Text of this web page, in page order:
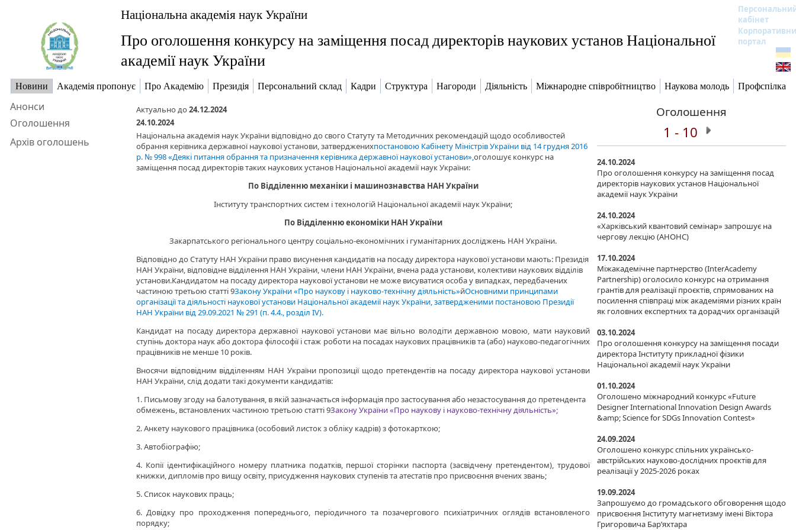
Національна академія наук України
кабінет
портал
Про оголошення конкурсу на заміщення посад директорів наукових установ Національної
академії наук України
Новини Академія пропонує Про Академію Президія Персональний склад Кадри Структура Нагороди Діяльність Міжнародне співробітництво Наукова молодь Профспілка
Анонси
Оголошення
Архів оголошень
Актуально до 24.12.2024
24.10.2024
Національна академія наук України відповідно до свого Статуту та Методичних рекомендацій щодо особливостей
обрання керівника державної наукової установи, затвердженихпостановою Кабінету Міністрів України від 14 грудня 2016
р. № 998 «Деякі питання обрання та призначення керівника державної наукової установи»,оголошує конкурс на
заміщення посад директорів таких наукових установ Національної академії наук України:
По Відділенню механіки і машинознавства НАН України
Інституту транспортних систем і технологій Національної академії наук України;
По Відділенню економіки НАН України
Закарпатського регіонального центру соціально-економічних і гуманітарних досліджень НАН України.
Відповідно до Статуту НАН України право висунення кандидатів на посаду директора наукової установи мають: Президія
НАН України, відповідне відділення НАН України, члени НАН України, вчена рада установи, колективи наукових відділів
установи.Кандидатом на посаду директора наукової установи не може висуватися особа у випадках, передбачених
частиною третьою статті 9Закону України «Про наукову і науково-технічну діяльність»йОсновними принципами
організації та діяльності наукової установи Національної академії наук України, затвердженими постановою Президії
НАН України від 29.09.2021 № 291 (п. 4.4., розділ ІV).
Кандидат на посаду директора державної наукової установи має вільно володіти державною мовою, мати науковий
ступінь доктора наук або доктора філософії і стаж роботи на посадах наукових працівників та (або) науково-педагогічних
працівників не менше 10 років.
Вносячи відповідним відділенням НАН України пропозиції щодо претендентів на посаду директора наукової установи
НАН України, слід додати такі документи кандидатів:
1. Письмову згоду на балотування, в якій зазначається інформація про застосування або незастосування до претендента
обмежень, встановлених частиною третьою статті 9Закону України «Про наукову і науково-технічну діяльність»;
2. Анкету наукового працівника (особовий листок з обліку кадрів) з фотокарткою;
3. Автобіографію;
4. Копії ідентифікаційного номеру платника податків, першої сторінки паспорта (засвідчену претендентом), трудової
книжки, дипломів про вищу освіту, присудження наукових ступенів та атестатів про присвоєння вчених звань;
5. Список наукових праць;
6. Довідку про проходження попереднього, періодичного та позачергового психіатричних оглядів встановленого
порядку;
Оголошення
1 - 10
24.10.2024
Про оголошення конкурсу на заміщення посад
директорів наукових установ Національної
академії наук України
24.10.2024
«Харківський квантовий семінар» запрошує на
чергову лекцію (АНОНС)
17.10.2024
Міжакадемічне партнерство (InterAcademy
Partnership) оголосило конкурс на отримання
грантів для реалізації проєктів, спрямованих на
посилення співпраці між академіями різних країн
як головних експертних та дорадчих організацій
03.10.2024
Про оголошення конкурсу на заміщення посади
директора Інституту прикладної фізики
Національної академії наук України
01.10.2024
Оголошено міжнародний конкурс «Future
Designer International Innovation Design Awards
&amp; Science for SDGs Innovation Contest»
24.09.2024
Оголошено конкурс спільних українсько-
австрійських науково-дослідних проєктів для
реалізації у 2025-2026 роках
19.09.2024
Запрошуємо до громадського обговорення щодо
присвоєння Інституту магнетизму імені Віктора
Григоровича Бар’яхтара